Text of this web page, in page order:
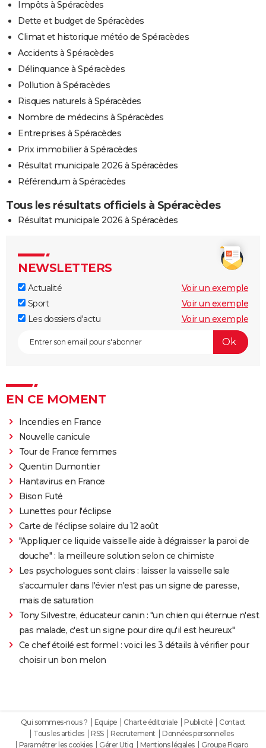
Impôts à Spéracèdes
Dette et budget de Spéracèdes
Climat et historique météo de Spéracèdes
Accidents à Spéracèdes
Délinquance à Spéracèdes
Pollution à Spéracèdes
Risques naturels à Spéracèdes
Nombre de médecins à Spéracèdes
Entreprises à Spéracèdes
Prix immobilier à Spéracèdes
Résultat municipale 2026 à Spéracèdes
Référendum à Spéracèdes
Tous les résultats officiels à Spéracèdes
Résultat municipale 2026 à Spéracèdes
NEWSLETTERS
Actualité
Voir un exemple
Sport
Voir un exemple
Les dossiers d'actu
Voir un exemple
EN CE MOMENT
Incendies en France
Nouvelle canicule
Tour de France femmes
Quentin Dumontier
Hantavirus en France
Bison Futé
Lunettes pour l'éclipse
Carte de l'éclipse solaire du 12 août
"Appliquer ce liquide vaisselle aide à dégraisser la paroi de
douche" : la meilleure solution selon ce chimiste
Les psychologues sont clairs : laisser la vaisselle sale
s'accumuler dans l'évier n'est pas un signe de paresse,
mais de saturation
Tony Silvestre, éducateur canin : "un chien qui éternue n'est
pas malade, c'est un signe pour dire qu'il est heureux"
Ce chef étoilé est formel : voici les 3 détails à vérifier pour
choisir un bon melon
Qui sommes-nous ? Equipe Charte éditoriale Publicité
Contact
Tous les articles
RSS Recrutement
Données personnelles
Paramétrer les cookies
Gérer Utiq Mentions légales Groupe Figaro